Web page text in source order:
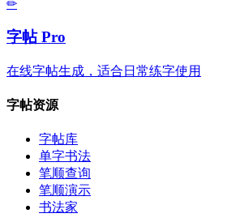
✏
字帖 Pro
在线字帖生成，适合日常练字使用
字帖资源
字帖库
单字书法
笔顺查询
笔顺演示
书法家